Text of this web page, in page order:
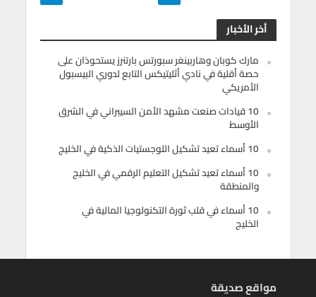
أخر الأخبار
مارك كوبان وهاربينغر سبورتس بارتنرز يستحوذان على
حصة أقلية في نادي أثليتيكس التابع لدوري البيسبول
الأمريكي
10 قيادات صنعت مشهد الأمن السيبراني في الشرق
الأوسط
10 أسماء تعيد تشكيل اللوجستيات الذكية في الخليج
10 أسماء تعيد تشكيل التعليم الرقمي في الخليج
والمنطقة
10 أسماء في قلب ثورة التكنولوجيا المالية في
الخليج
مواقع صديقة